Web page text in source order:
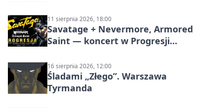
11 sierpnia 2026, 18:00
Savatage + Nevermore, Armored
Saint — koncert w Progresji
16 sierpnia 2026, 12:00
Śladami „Złego”. Warszawa
Tyrmanda